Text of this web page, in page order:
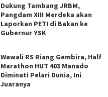
Dukung Tambang JRBM,
Pangdam XIII Merdeka akan
Laporkan PETI di Bakan ke
Gubernur YSK
Wawali RS Riang Gembira, Half
Marathon HUT 403 Manado
Diminati Pelari Dunia, Ini
Juaranya